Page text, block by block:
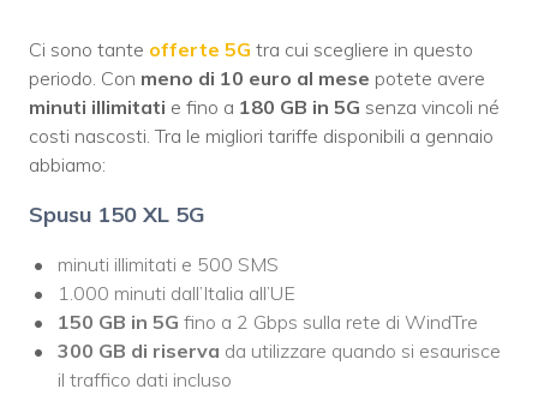
Ci sono tante offerte 5G tra cui scegliere in questo
periodo. Con meno di 10 euro al mese potete avere
minuti illimitati e fino a 180 GB in 5G senza vincoli né
costi nascosti. Tra le migliori tariffe disponibili a gennaio
abbiamo:
Spusu 150 XL 5G
minuti illimitati e 500 SMS
1.000 minuti dall’Italia all’UE
150 GB in 5G fino a 2 Gbps sulla rete di WindTre
300 GB di riserva da utilizzare quando si esaurisce
il traffico dati incluso